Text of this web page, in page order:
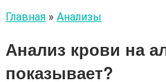
Главная » Анализы
Анализ крови на
показывает?